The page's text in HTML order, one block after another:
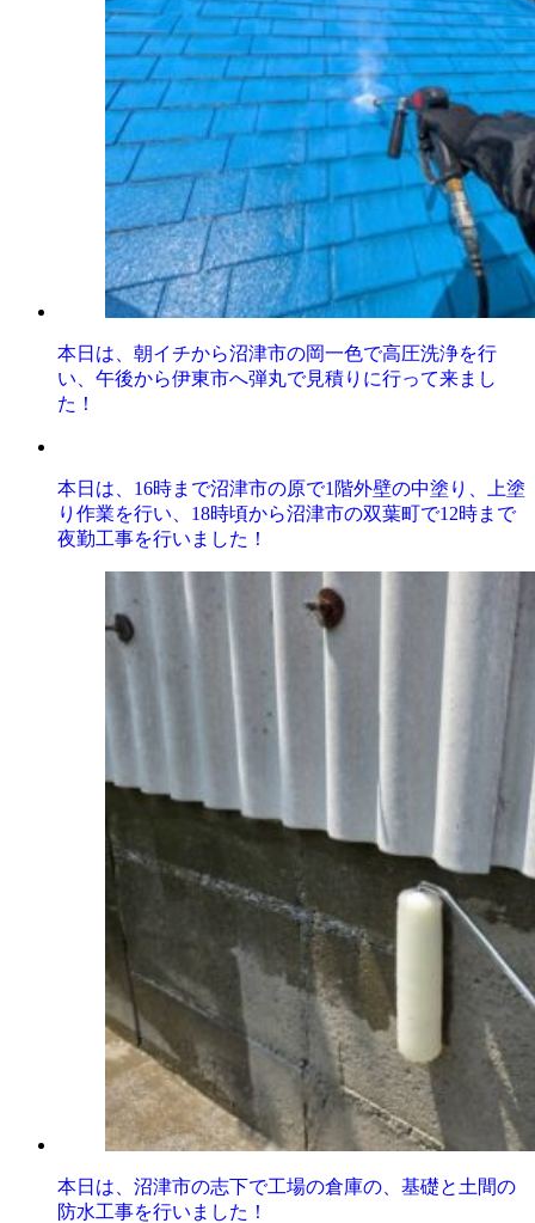
本日は、朝イチから沼津市の岡一色で高圧洗浄を行
い、午後から伊東市へ弾丸で見積りに行って来まし
た！
本日は、16時まで沼津市の原で1階外壁の中塗り、上塗
り作業を行い、18時頃から沼津市の双葉町で12時まで
夜勤工事を行いました！
本日は、沼津市の志下で工場の倉庫の、基礎と土間の
防水工事を行いました！